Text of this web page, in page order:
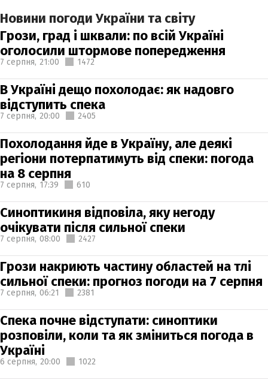
Новини погоди України та світу
Грози, град і шквали: по всій Україні
оголосили штормове попередження
7 серпня, 21:00 1472
В Україні дещо похолодає: як надовго
відступить спека
7 серпня, 20:00 2405
Похолодання йде в Україну, але деякі
регіони потерпатимуть від спеки: погода
на 8 серпня
7 серпня, 17:39 610
Синоптикиня відповіла, яку негоду
очікувати після сильної спеки
7 серпня, 08:00 2427
Грози накриють частину областей на тлі
сильної спеки: прогноз погоди на 7 серпня
7 серпня, 06:21 2381
Спека почне відступати: синоптики
розповіли, коли та як зміниться погода в
Україні
6 серпня, 20:00 1022